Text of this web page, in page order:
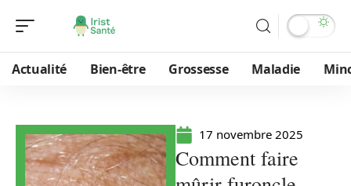
Actualité Bien-être Grossesse Maladie
17 novembre 2025
Comment faire